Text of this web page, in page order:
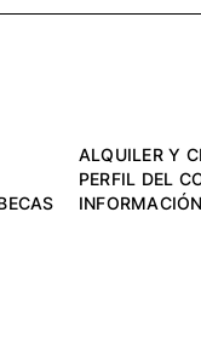
ALQUILER Y
PERFIL DEL